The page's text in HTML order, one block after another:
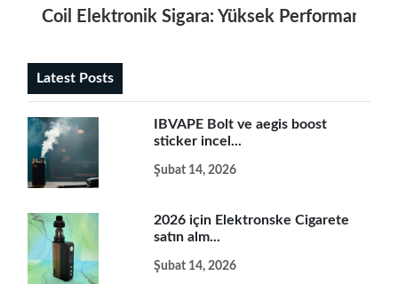
Coil Elektronik Sigara: Yüksek Performans
Latest Posts
IBVAPE Bolt ve aegis boost
sticker incel...
Şubat 14, 2026
2026 için Elektronske Cigarete
satın alm...
Şubat 14, 2026